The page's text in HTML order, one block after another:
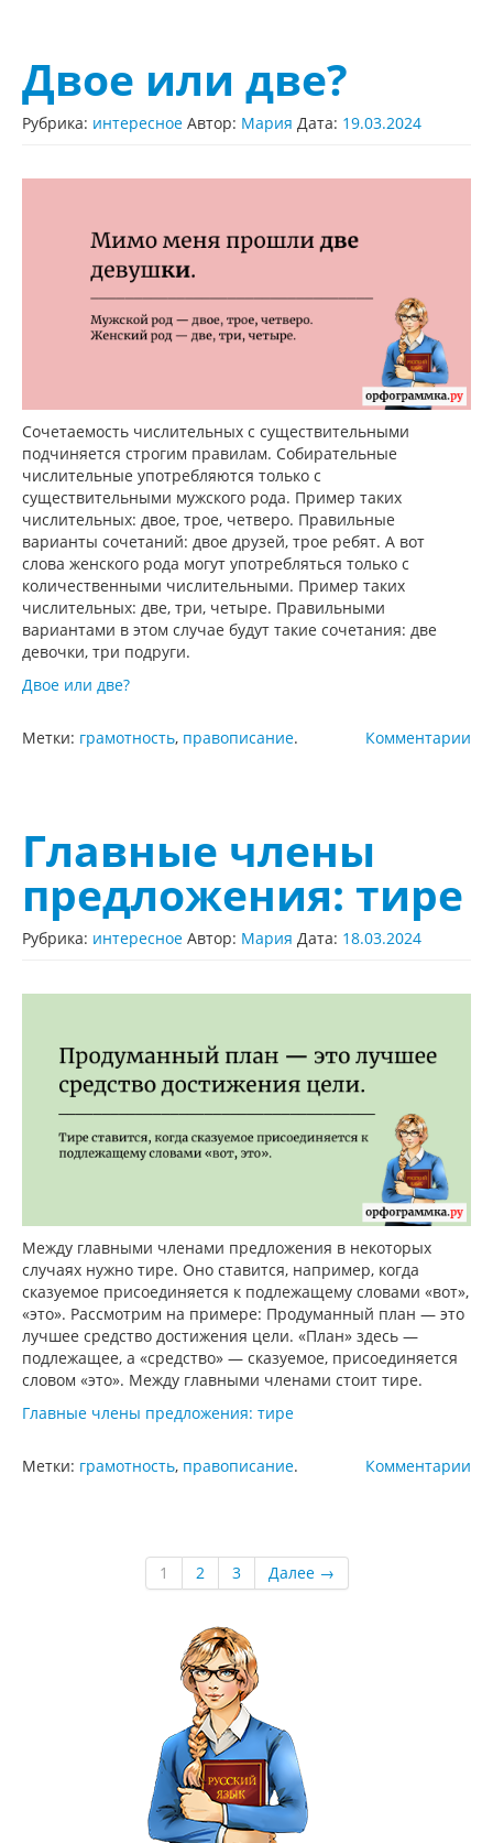
Двое или две?
Рубрика: интересное Автор: Мария Дата: 19.03.2024
Сочетаемость числительных с существительными
подчиняется строгим правилам. Собирательные
числительные употребляются только с
существительными мужского рода. Пример таких
числительных: двое, трое, четверо. Правильные
варианты сочетаний: двое друзей, трое ребят. А вот
слова женского рода могут употребляться только с
количественными числительными. Пример таких
числительных: две, три, четыре. Правильными
вариантами в этом случае будут такие сочетания: две
девочки, три подруги.
Двое или две?
Комментарии
Метки: грамотность, правописание.
Главные члены
предложения: тире
Рубрика: интересное Автор: Мария Дата: 18.03.2024
Между главными членами предложения в некоторых
случаях нужно тире. Оно ставится, например, когда
сказуемое присоединяется к подлежащему словами «вот»,
«это». Рассмотрим на примере: Продуманный план — это
лучшее средство достижения цели. «План» здесь —
подлежащее, а «средство» — сказуемое, присоединяется
словом «это». Между главными членами стоит тире.
Главные члены предложения: тире
Комментарии
Метки: грамотность, правописание.
1 2 3 Далее →